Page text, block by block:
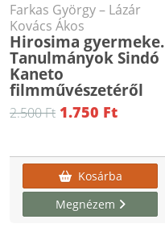
Farkas György – Lázár
Kovács Ákos
Hirosima gyermeke.
Tanulmányok Sindó
Kaneto
filmművészetéről
2.500 Ft 1.750 Ft
Kosárba
Megnézem